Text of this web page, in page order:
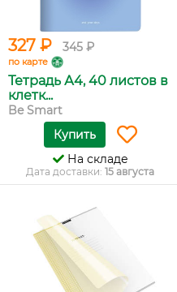
327 ₽ 345 ₽
по карте
Тетрадь А4, 40 листов в
клетк...
Be Smart
Купить
На складе
Дата доставки: 15 августа